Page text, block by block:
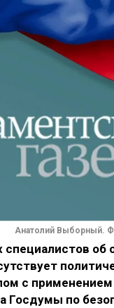
Анатолий Выборный.
об
с применением
Госдумы по